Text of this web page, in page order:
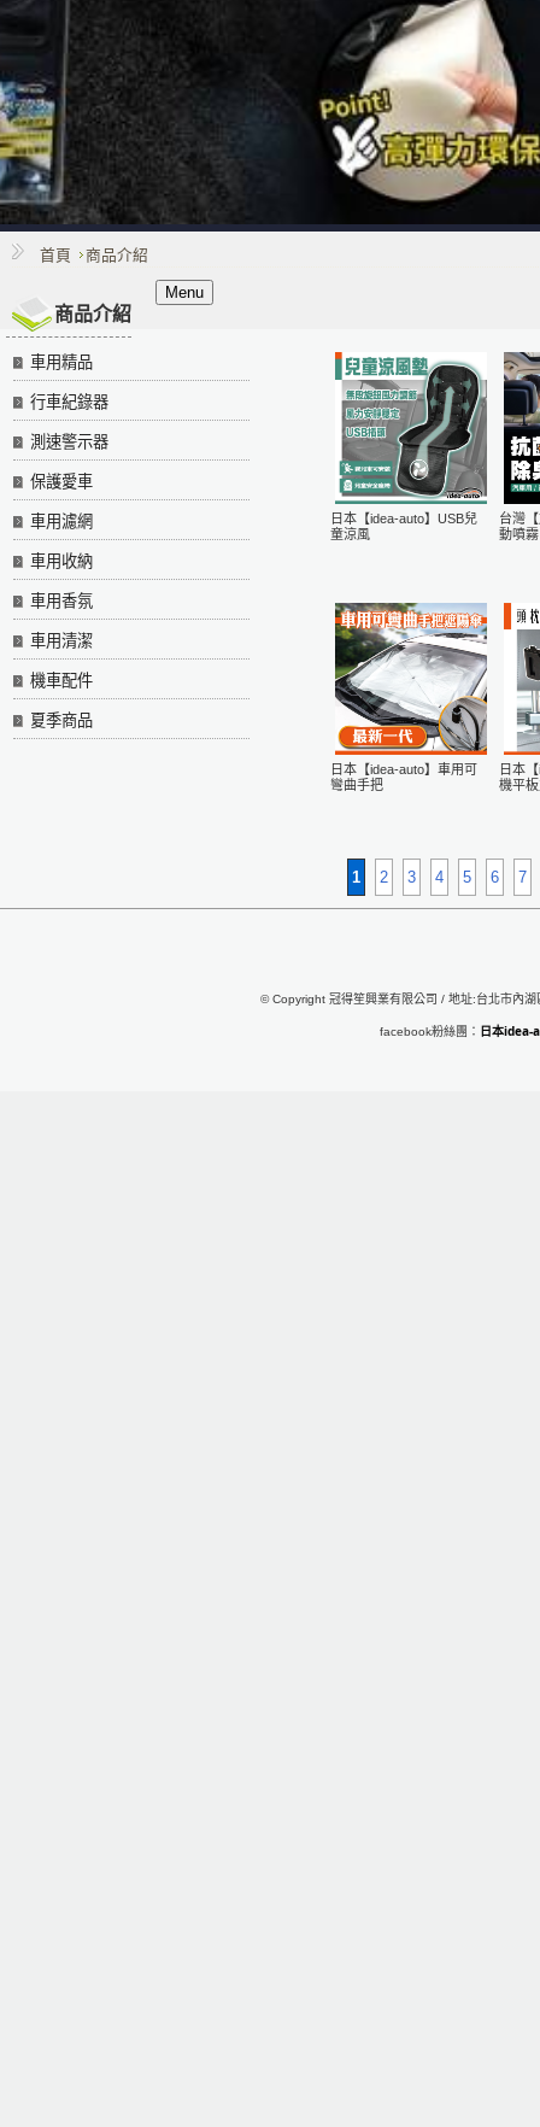
首頁 商品介紹
商品介紹
Menu
車用精品
行車紀錄器
測速警示器
保護愛車
車用濾網
車用收納
車用香氛
車用清潔
機車配件
夏季商品
日本【idea-auto】USB兒
童涼風
台灣
動噴霧
日本【idea-auto】車用可
彎曲手把
日本
機平
1 2 3 4 5 6 7
© Copyright 冠得笙興業有限公司 / 地址:台北市內
facebook粉絲團： 日本idea-